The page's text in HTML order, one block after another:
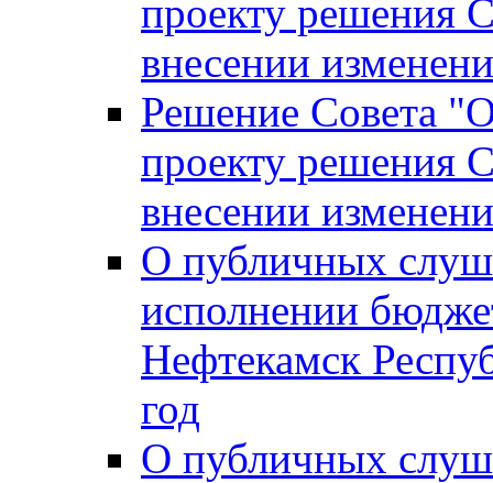
проекту решения
внесении
Решение Совета
проекту решения
внесении
О публичных
исполнении
Нефтекамск
год
О публичных